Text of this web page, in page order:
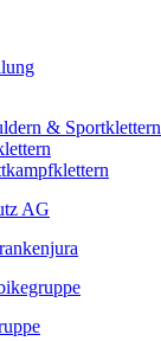
& Sportklettern
AG